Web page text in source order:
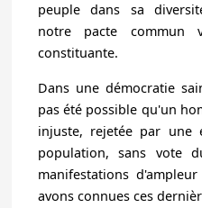
peuple dans sa
notre pacte commun
constituante.
Dans une démocratie
pas été possible qu'un
injuste, rejetée par une
population, sans vote
manifestations
avons connues ces